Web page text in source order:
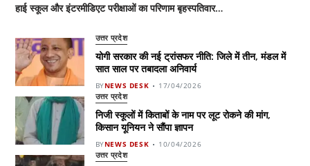
हाई स्कूल और इंटरमीडिएट परीक्षाओं का परिणाम बृहस्पतिवार…
उत्तर प्रदेश
योगी सरकार की नई ट्रांसफर नीति: जिले में तीन, मंडल में
सात साल पर तबादला अनिवार्य
BYNEWS DESK 17/04/2026
उत्तर प्रदेश
निजी स्कूलों में किताबों के नाम पर लूट रोकने की मांग,
किसान यूनियन ने सौंपा ज्ञापन
BYNEWS DESK 10/04/2026
उत्तर प्रदेश